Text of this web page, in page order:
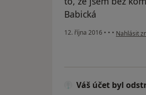
Babická
12. října 2016 • • • podle
Nahlásit
Váš účet byl